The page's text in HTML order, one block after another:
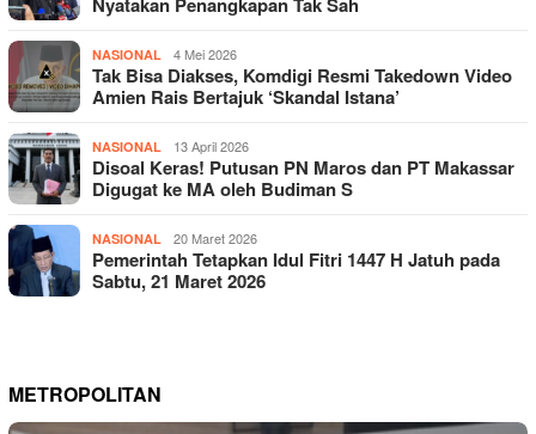
NASIONAL 4 Mei 2026
Tak Bisa Diakses, Komdigi Resmi Takedown Video
Amien Rais Bertajuk ‘Skandal Istana’
NASIONAL 13 April 2026
Disoal Keras! Putusan PN Maros dan PT Makassar
Digugat ke MA oleh Budiman S
NASIONAL 20 Maret 2026
Pemerintah Tetapkan Idul Fitri 1447 H Jatuh pada
Sabtu, 21 Maret 2026
METROPOLITAN